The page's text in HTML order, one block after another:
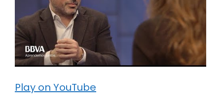
Play on YouTube